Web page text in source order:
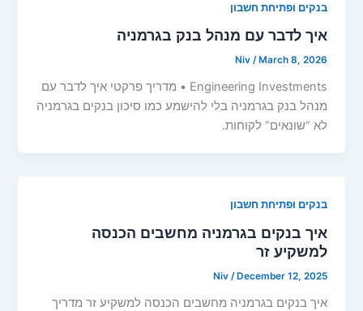
בנקים ופתיחת חשבון
איך לדבר עם מנהל בנק בגרמניה
Niv / March 8, 2026
Engineering Investments • מדריך פרקטי איך לדבר עם
מנהל בנק בגרמניה בלי להישמע כמו סיכון בנקים בגרמניה
לא “שונאים” לקוחות.
בנקים ופתיחת חשבון
איך בנקים בגרמניה מחשבים הכנסה
למשקיע זר
Niv /December 12, 2025
איך בנקים בגרמניה מחשבים הכנסה למשקיע זר מדריך